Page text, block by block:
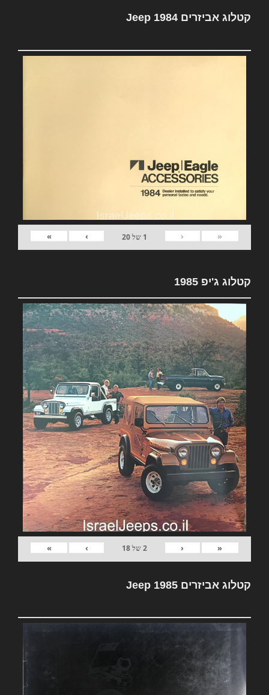
קטלוג אביזרים Jeep 1984
«
‹
1 של20
›
»
קטלוג ג'יפ 1985
«
‹
2של18
›
»
קטלוג אביזרים Jeep 1985